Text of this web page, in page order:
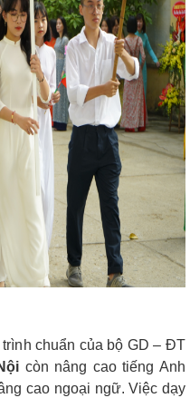
chuẩn của bộ GD – ĐT
còn nâng cao tiếng Anh
cao ngoại ngữ. Việc dạy